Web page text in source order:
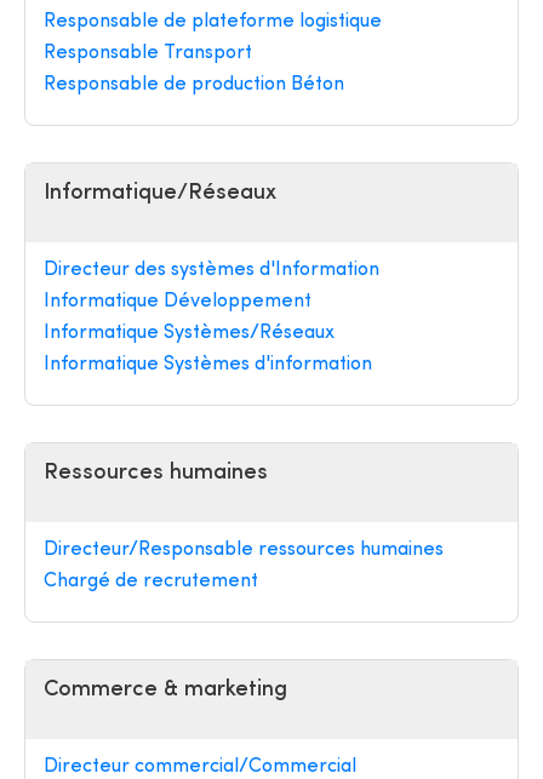
Responsable de plateforme logistique
Responsable Transport
Responsable de production Béton
Informatique/Réseaux
Directeur des systèmes d'Information
Informatique Développement
Informatique Systèmes/Réseaux
Informatique Systèmes d'information
Ressources humaines
Directeur/Responsable ressources humaines
Chargé de recrutement
Commerce & marketing
Directeur commercial/Commercial